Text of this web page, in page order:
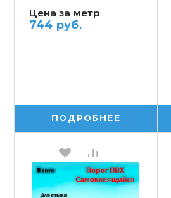
Цена за метр
744 руб.
ПОДРОБНЕЕ